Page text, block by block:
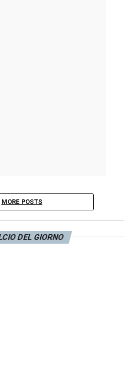
MORE POSTS
DEL GIORNO